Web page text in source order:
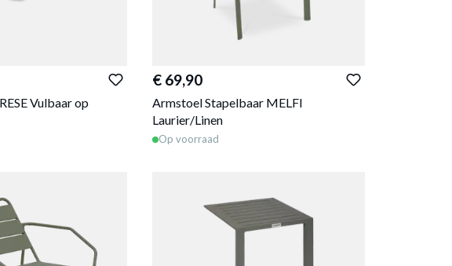
Vulbaar op
€ 69,90
Armstoel Stapelbaar MELFI
Laurier/Linen
Op voorraad